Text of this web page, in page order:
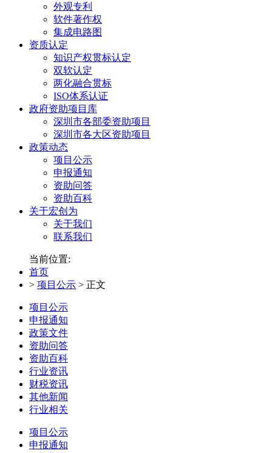
外观专利
软件著作权
集成电路图
资质认定
知识产权贯标认定
双软认定
两化融合贯标
ISO体系认证
政府资助项目库
深圳市各部委资助项目
深圳市各大区资助项目
政策动态
项目公示
申报通知
资助问答
资助百科
关于宏创为
关于我们
联系我们
当前位置:
首页
> 项目公示 > 正文
项目公示
申报通知
政策文件
资助问答
资助百科
行业资讯
财税资讯
其他新闻
行业相关
项目公示
申报通知